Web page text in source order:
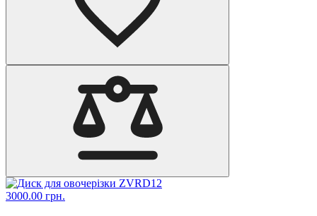
3000.00 грн.